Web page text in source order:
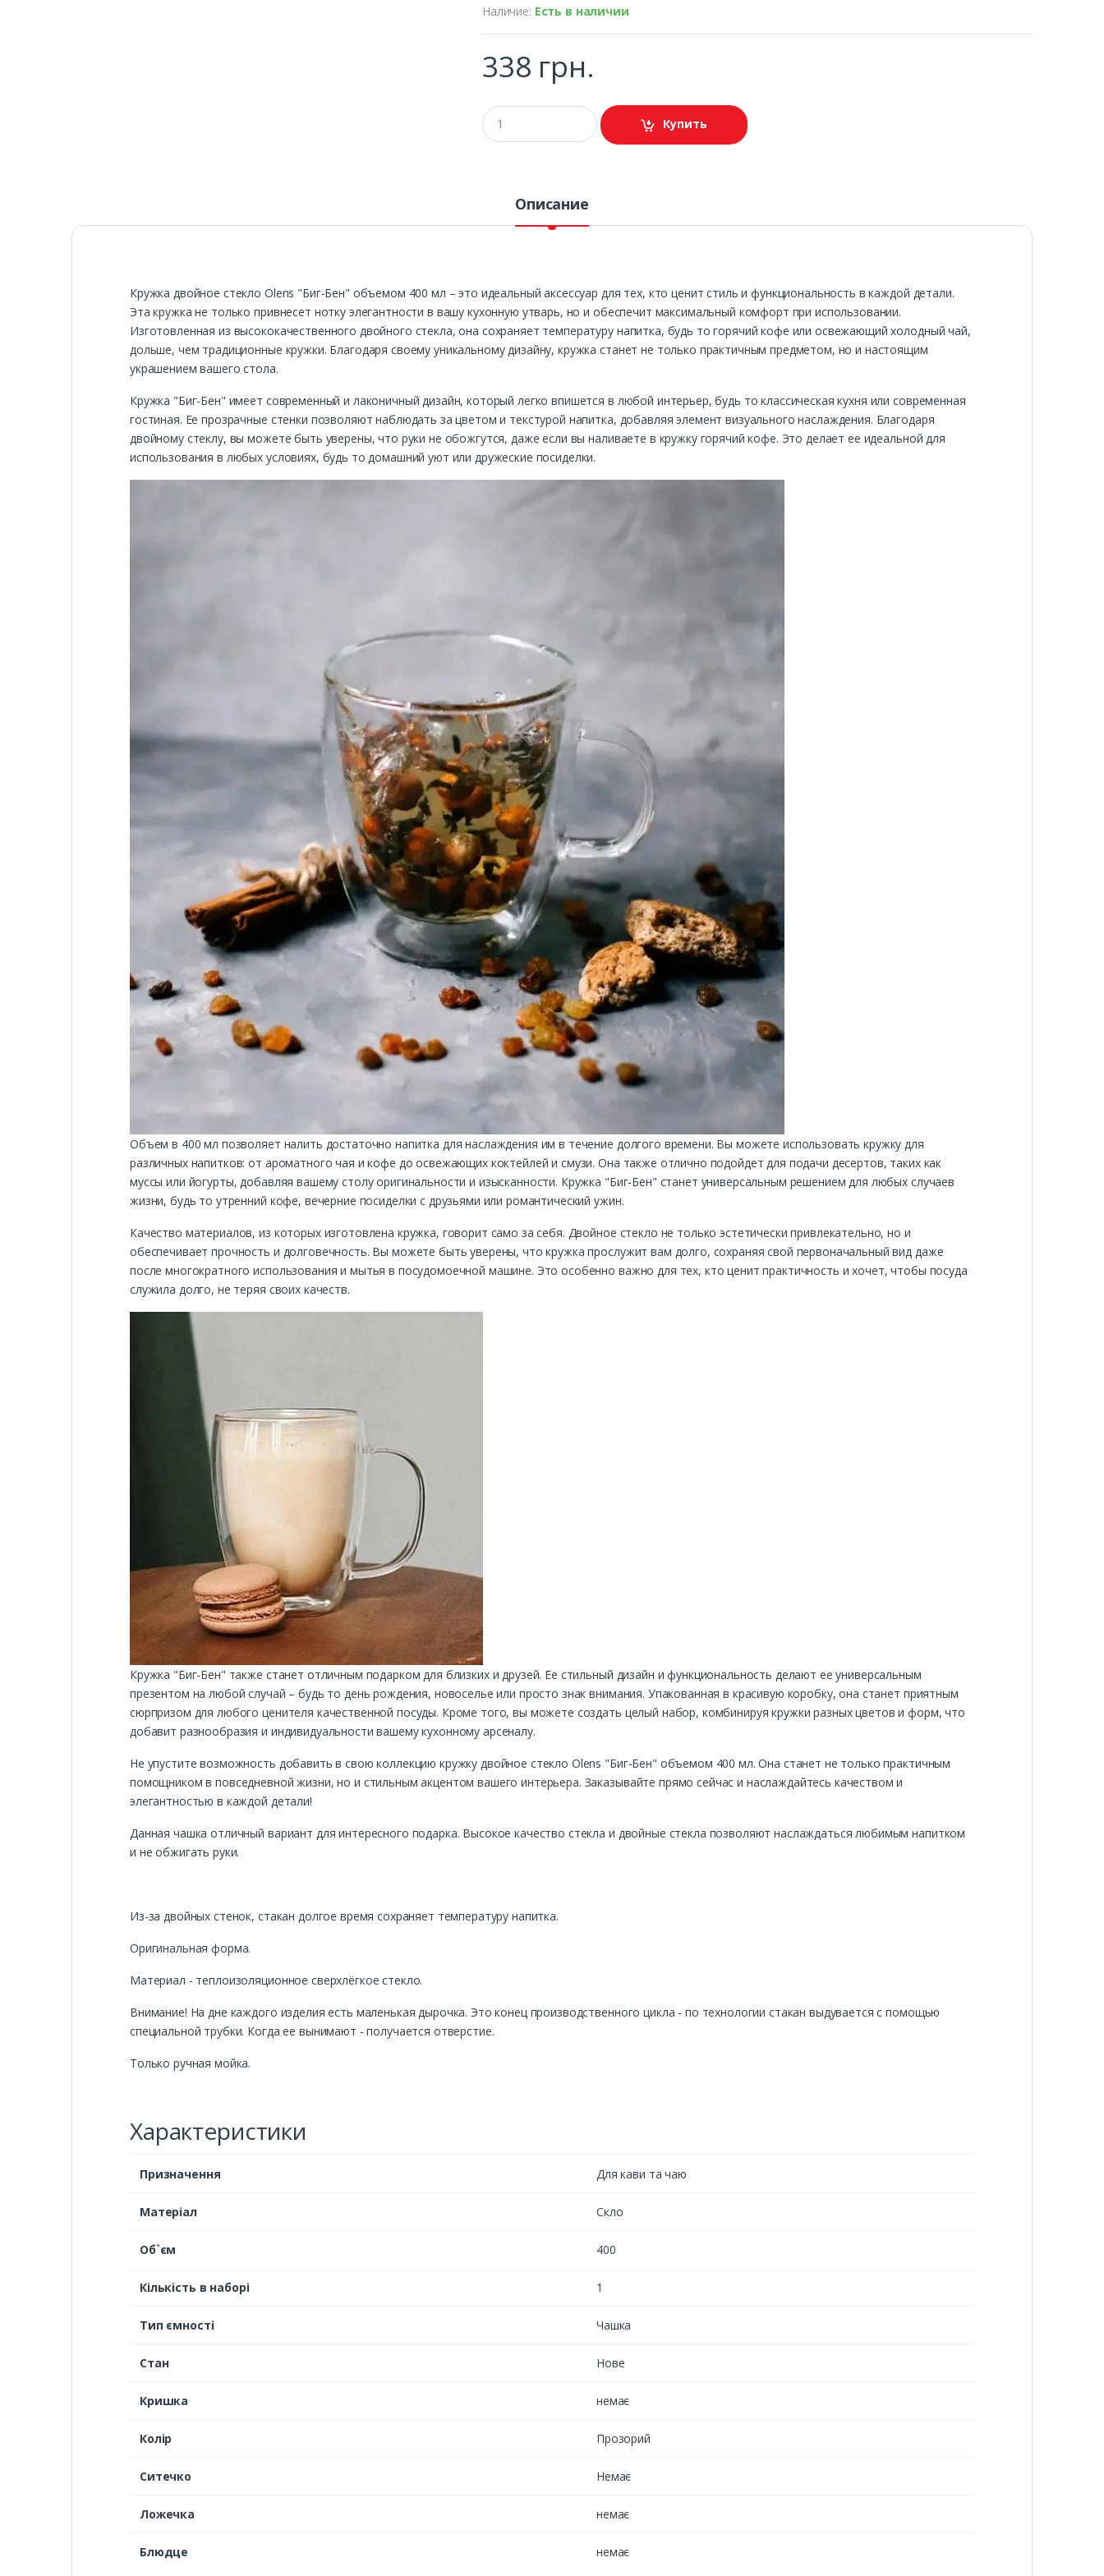
Наличие: Есть в наличии
338 грн.
Купить
Описание
Кружка двойное стекло Olens "Биг-Бен" объемом 400 мл – это идеальный аксессуар для тех, кто ценит стиль и функциональность в каждой детали.
Эта кружка не только привнесет нотку элегантности в вашу кухонную утварь, но и обеспечит максимальный комфорт при использовании.
Изготовленная из высококачественного двойного стекла, она сохраняет температуру напитка, будь то горячий кофе или освежающий холодный чай,
дольше, чем традиционные кружки. Благодаря своему уникальному дизайну, кружка станет не только практичным предметом, но и настоящим
украшением вашего стола.
Кружка "Биг-Бен" имеет современный и лаконичный дизайн, который легко впишется в любой интерьер, будь то классическая кухня или современная
гостиная. Ее прозрачные стенки позволяют наблюдать за цветом и текстурой напитка, добавляя элемент визуального наслаждения. Благодаря
двойному стеклу, вы можете быть уверены, что руки не обожгутся, даже если вы наливаете в кружку горячий кофе. Это делает ее идеальной для
использования в любых условиях, будь то домашний уют или дружеские посиделки.
Объем в 400 мл позволяет налить достаточно напитка для наслаждения им в течение долгого времени. Вы можете использовать кружку для
различных напитков: от ароматного чая и кофе до освежающих коктейлей и смузи. Она также отлично подойдет для подачи десертов, таких как
муссы или йогурты, добавляя вашему столу оригинальности и изысканности. Кружка "Биг-Бен" станет универсальным решением для любых случаев
жизни, будь то утренний кофе, вечерние посиделки с друзьями или романтический ужин.
Качество материалов, из которых изготовлена кружка, говорит само за себя. Двойное стекло не только эстетически привлекательно, но и
обеспечивает прочность и долговечность. Вы можете быть уверены, что кружка прослужит вам долго, сохраняя свой первоначальный вид даже
после многократного использования и мытья в посудомоечной машине. Это особенно важно для тех, кто ценит практичность и хочет, чтобы посуда
служила долго, не теряя своих качеств.
Кружка "Биг-Бен" также станет отличным подарком для близких и друзей. Ее стильный дизайн и функциональность делают ее универсальным
презентом на любой случай – будь то день рождения, новоселье или просто знак внимания. Упакованная в красивую коробку, она станет приятным
сюрпризом для любого ценителя качественной посуды. Кроме того, вы можете создать целый набор, комбинируя кружки разных цветов и форм, что
добавит разнообразия и индивидуальности вашему кухонному арсеналу.
Не упустите возможность добавить в свою коллекцию кружку двойное стекло Olens "Биг-Бен" объемом 400 мл. Она станет не только практичным
помощником в повседневной жизни, но и стильным акцентом вашего интерьера. Заказывайте прямо сейчас и наслаждайтесь качеством и
элегантностью в каждой детали!
Данная чашка отличный вариант для интересного подарка. Высокое качество стекла и двойные стекла позволяют наслаждаться любимым напитком
и не обжигать руки.
Из-за двойных стенок, стакан долгое время сохраняет температуру напитка.
Оригинальная форма.
Материал - теплоизоляционное сверхлёгкое стекло.
Внимание! На дне каждого изделия есть маленькая дырочка. Это конец производственного цикла - по технологии стакан выдувается с помощью
специальной трубки. Когда ее вынимают - получается отверстие.
Только ручная мойка.
Характеристики
Призначення Для кави та чаю
Матеріал Скло
Об`єм 400
Кількість в наборі 1
Тип ємності Чашка
Стан Нове
Кришка немає
Колір Прозорий
Ситечко Немає
Ложечка немає
Блюдце немає